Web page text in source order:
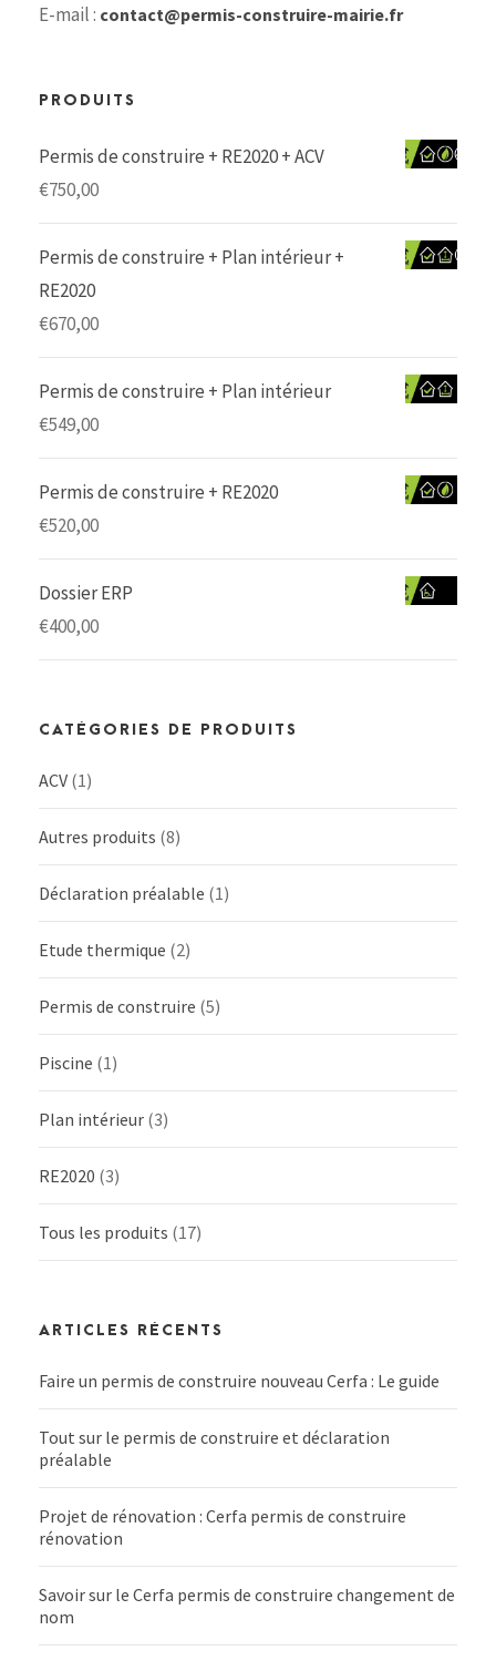
E-mail : contact@permis-construire-mairie.fr
PRODUITS
Permis de construire + RE2020 + ACV
€750,00
Permis de construire + Plan intérieur +
RE2020
€670,00
Permis de construire + Plan intérieur
€549,00
Permis de construire + RE2020
€520,00
Dossier ERP
€400,00
CATÉGORIES DE PRODUITS
ACV (1)
Autres produits (8)
Déclaration préalable (1)
Etude thermique (2)
Permis de construire (5)
Piscine (1)
Plan intérieur (3)
RE2020 (3)
Tous les produits (17)
ARTICLES RÉCENTS
Faire un permis de construire nouveau Cerfa : Le guide
Tout sur le permis de construire et déclaration
préalable
Projet de rénovation : Cerfa permis de construire
rénovation
Savoir sur le Cerfa permis de construire changement de
nom